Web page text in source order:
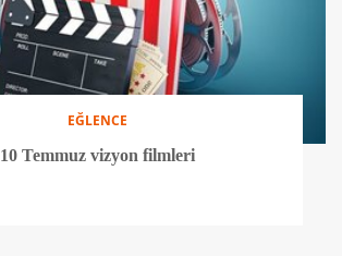
EĞLENCE
10 Temmuz vizyon filmleri